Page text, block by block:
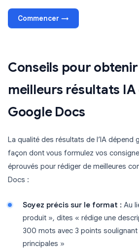
Commencer →
Conseils pour
meilleurs résultats IA
Google Docs
La qualité des résultats de l’IA dépend
façon dont vous formulez vos
éprouvés pour rédiger de meilleures
Docs :
Soyez précis sur le format : Au
produit », dites « rédige une
300 mots avec 3 points
principales »